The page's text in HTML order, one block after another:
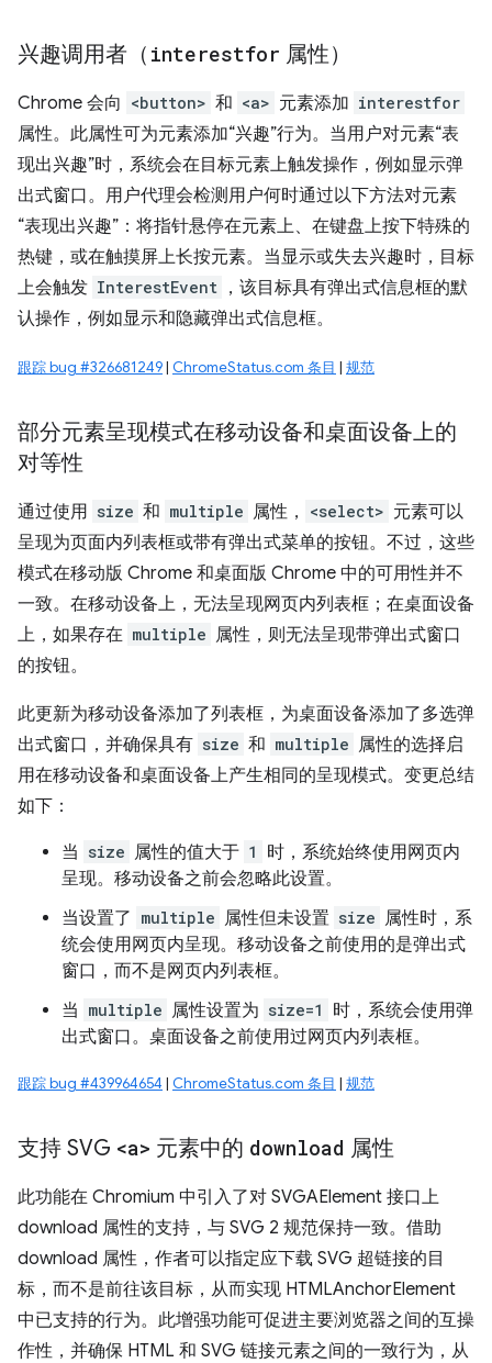
兴趣调用者（ interestfor 属性）
Chrome 会向 <button> 和 <a> 元素添加 interestfor
属性。此属性可为元素添加“兴趣”行为。当用户对元素“表
现出兴趣”时，系统会在目标元素上触发操作，例如显示弹
出式窗口。用户代理会检测用户何时通过以下方法对元素
“表现出兴趣”：将指针悬停在元素上、在键盘上按下特殊的
热键，或在触摸屏上长按元素。当显示或失去兴趣时，目标
上会触发 InterestEvent ，该目标具有弹出式信息框的默
认操作，例如显示和隐藏弹出式信息框。
跟踪 bug #326681249| ChromeStatus.com 条目 | 规范
部分元素呈现模式在移动设备和桌面设备上的
对等性
通过使用 size 和 multiple 属性， <select> 元素可以
呈现为页面内列表框或带有弹出式菜单的按钮。不过，这些
模式在移动版 Chrome 和桌面版 Chrome 中的可用性并不
一致。在移动设备上，无法呈现网页内列表框；在桌面设备
上，如果存在 multiple 属性，则无法呈现带弹出式窗口
的按钮。
此更新为移动设备添加了列表框，为桌面设备添加了多选弹
出式窗口，并确保具有 size 和 multiple 属性的选择启
用在移动设备和桌面设备上产生相同的呈现模式。变更总结
如下：
当 size 属性的值大于 1
时，系统始终使用网页内
呈现。移动设备之前会忽略此设置。
当设置了 multiple 属性但未设置 size 属性时，系
统会使用网页内呈现。移动设备之前使用的是弹出式
窗口，而不是网页内列表框。
当 multiple 属性设置为 size=1
时，系统会使用弹
出式窗口。桌面设备之前使用过网页内列表框。
跟踪 bug #439964654 | ChromeStatus.com 条目 | 规范
支持 SVG <a> 元素中的 download 属性
此功能在 Chromium 中引入了对 SVGAElement 接口上
download 属性的支持，与 SVG 2 规范保持一致。借助
download 属性，作者可以指定应下载 SVG 超链接的目
标，而不是前往该目标，从而实现 HTMLAnchorElement
中已支持的行为。此增强功能可促进主要浏览器之间的互操
作性，并确保 HTML 和 SVG 链接元素之间的一致行为，从